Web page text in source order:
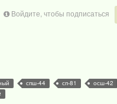
Войдите, чтобы подписаться
спш-44 сп-81 осш-42